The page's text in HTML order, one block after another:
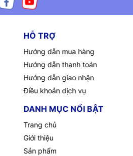
HỖ TRỢ
Hướng dẫn mua hàng
Hướng dẫn thanh toán
Hướng dẫn giao nhận
Điều khoản dịch vụ
DANH MỤC NỔI BẬT
Trang chủ
Giới thiệu
Sản phẩm